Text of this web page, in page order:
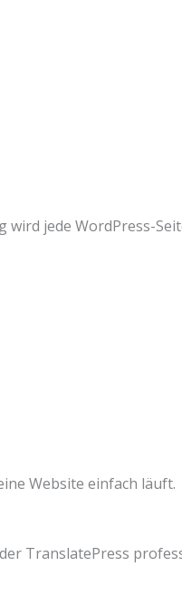
jede WordPress-
Website einfach läuft.
TranslatePress